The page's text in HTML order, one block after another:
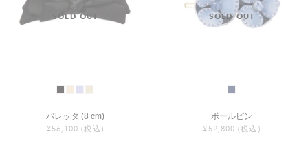
バレッタ (8 cm)
¥56,100 (税込)
ボールピン
¥52,800 (税込)